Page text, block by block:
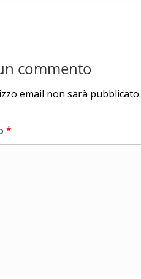
commento
email non sarà pubblicato.
*